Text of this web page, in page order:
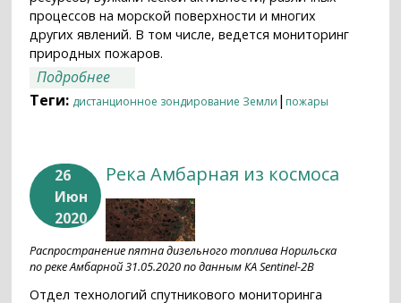
процессов на морской поверхности и многих
других явлений. В том числе, ведется мониторинг
природных пожаров.
Подробнее
Земли
Теги: дистанционное зондирование Земли | пожары
26
Июн
2020
Река Амбарная из космоса
Распространение пятна дизельного топлива Норильска
по реке Амбарной 31.05.2020 по данным КА Sentinel-2B
Отдел технологий спутникового мониторинга